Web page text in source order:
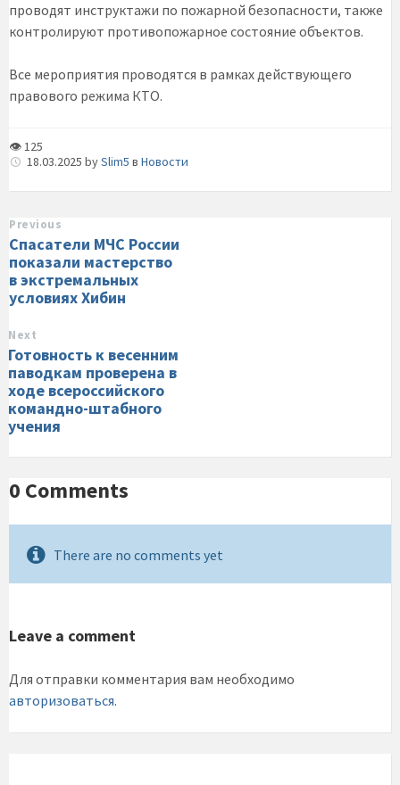
проводят инструктажи по пожарной безопасности, также
контролируют противопожарное состояние объектов.
Все мероприятия проводятся в рамках действующего
правового режима КТО.
👁 125
18.03.2025 bySlim5 в Новости
Previous
Спасатели МЧС России
показали мастерство
в экстремальных
условиях Хибин
Next
Готовность к весенним
паводкам проверена в
ходе всероссийского
командно-штабного
учения
0 Comments
There are no comments yet
Leave a comment
Для отправки комментария вам необходимо
авторизоваться.